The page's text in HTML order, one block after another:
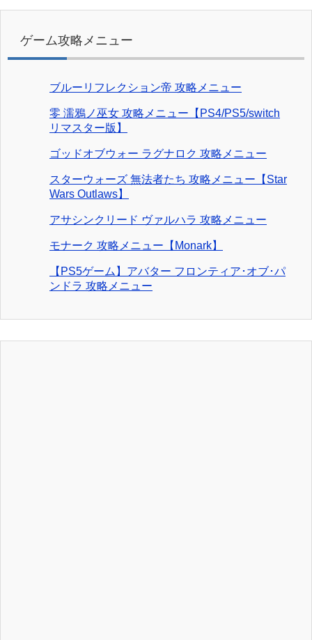
ゲーム攻略メニュー
ブルーリフレクション帝 攻略メニュー
零 濡鴉ノ巫女 攻略メニュー【PS4/PS5/switch
リマスター版】
ゴッドオブウォー ラグナロク 攻略メニュー
スターウォーズ 無法者たち 攻略メニュー【Star
Wars Outlaws】
アサシンクリード ヴァルハラ 攻略メニュー
モナーク 攻略メニュー【Monark】
【PS5ゲーム】アバター フロンティア･オブ･パ
ンドラ 攻略メニュー